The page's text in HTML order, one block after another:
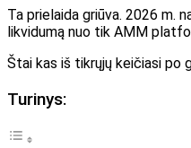
Ta prielaida griūva. 2026 m.
likvidumą nuo tik AMM
Štai kas iš tikrųjų keičiasi po
Turinys: